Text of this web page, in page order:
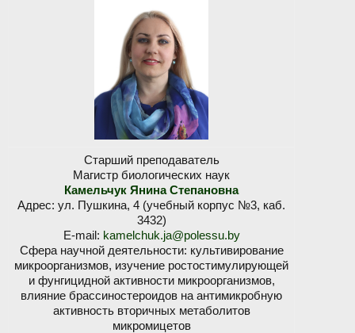
Старший преподаватель
Магистр биологических наук
Камельчук Янина Степановна
Адрес: ул. Пушкина, 4 (учебный корпус №3, каб.
3432)
E-mail: kamelchuk.ja@polessu.by
Сфера научной деятельности: культивирование
микроорганизмов, изучение ростостимулирующей
и фунгицидной активности микроорганизмов,
влияние брассиностероидов на антимикробную
активность вторичных метаболитов
микромицетов